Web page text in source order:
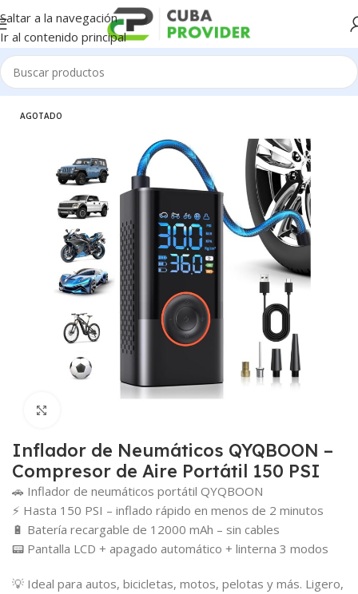
Saltar a la navegación
Ir al contenido principal
Inicio/Automotriz/Carros accesorios
AGOTADO
Inflador de Neumáticos QYQBOON –
Compresor de Aire Portátil 150 PSI
🚗 Inflador de neumáticos portátil QYQBOON
⚡ Hasta 150 PSI – inflado rápido en menos de 2 minutos
🔋 Batería recargable de 12000 mAh – sin cables
📟 Pantalla LCD + apagado automático + linterna 3 modos
💡 Ideal para autos, bicicletas, motos, pelotas y más. Ligero,